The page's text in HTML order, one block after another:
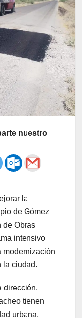
nuestro
la
de Gómez
de Obras
intensivo
modernización
la ciudad.
dirección,
tienen
urbana,